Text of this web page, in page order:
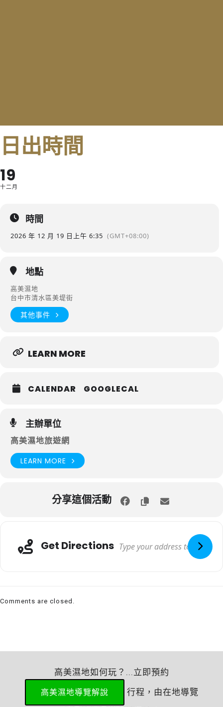
日出時間
19
十二月
時間
2026 年 12 月 19 日 上午 6:35 (GMT+08:00)
地點
高美濕地
台中市清水區美堤街
其他事件
LEARN MORE
CALENDAR GOOGLECAL
主辦單位
高美濕地旅遊網
LEARN MORE
分享這個活動
Get Directions
Comments are closed.
高美濕地如何玩？...立即預約
高美濕地導覽解說
行程，由在地導覽